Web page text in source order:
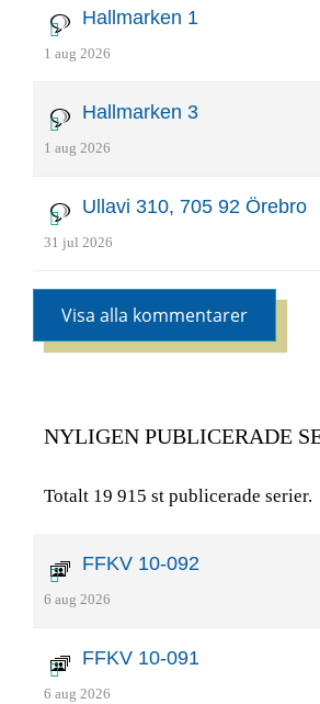
Hallmarken 1
1 aug 2026
Hallmarken 3
1 aug 2026
Ullavi 310, 705 92 Örebro
31 jul 2026
Visa alla kommentarer
NYLIGEN PUBLICERADE
Totalt 19 915 st publicerade serier.
FFKV 10-092
6 aug 2026
FFKV 10-091
6 aug 2026